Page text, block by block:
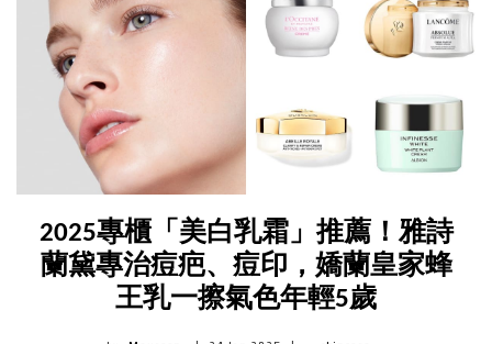
2025專櫃「美白乳霜」推薦！雅詩
蘭黛專治痘疤、痘印，嬌蘭皇家蜂
王乳一擦氣色年輕5歲